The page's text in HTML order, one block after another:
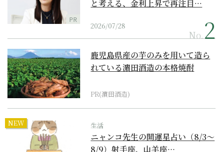
PR
と考える、金利上昇で再注目…
2026/07/28
No.
鹿児島県産の芋のみを用いて造ら
れている濵田酒造の本格焼酎
PR(濵田酒造)
NEW 生活
ニャンコ先生の開運星占い（8/3～
8/9）射手座、山羊座…